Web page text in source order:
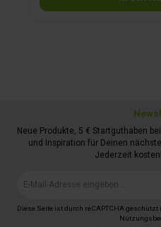
Neue Produkte, 5 € Startguthaben
und Inspiration für Deinen
Jederzeit
Diese Seite ist durch reCAPTCHA geschützt